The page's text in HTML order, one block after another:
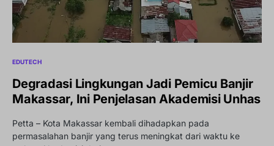
EDUTECH
Degradasi Lingkungan Jadi Pemicu Banjir
Makassar, Ini Penjelasan Akademisi Unhas
Petta – Kota Makassar kembali dihadapkan pada
permasalahan banjir yang terus meningkat dari waktu ke